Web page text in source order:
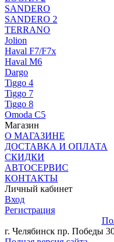
SANDERO
SANDERO 2
TERRANO
Jolion
Haval F7/F7x
Haval M6
Dargo
Tiggo 4
Tiggo 7
Tiggo 8
Omoda C5
Магазин
О МАГАЗИНЕ
ДОСТАВКА И ОПЛАТА
СКИДКИ
АВТОСЕРВИС
КОНТАКТЫ
Личный кабинет
Вход
Регистрация
г. Челябинск пр. Победы